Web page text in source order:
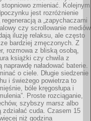
zmieniać. Kolejnym
jest rozróżnienie
a „zapychaczami
czy scrollowanie mediów
iluzję relaksu, ale często
bardziej zmęczonych. Z
rozmowa z bliską osobą,
książki czy chwila z
naładować baterie.
o ciele. Długie siedzenie
i świeżego powietrza to
bóle kręgosłupa i
Proste rozciąganie,
szybszy marsz albo
zdziałać cuda. Czasem 15
niż godzina